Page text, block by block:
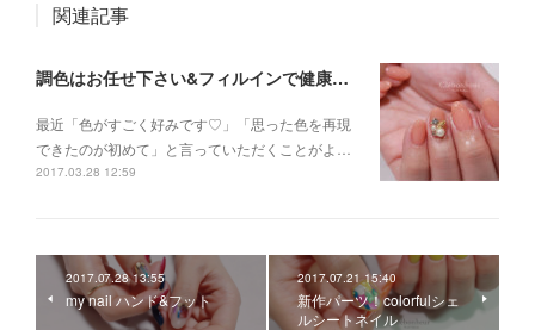
関連記事
調色はお任せ下さい&フィルインで健康自爪
最近「色がすごく好みです♡」「思った色を再現
できたのが初めて」と言っていただくことがよ…
2017.03.28 12:59
2017.07.28 13:55
my nail ハンド&フット
2017.07.21 15:40
新作パーツ！colorfulシェ
ルシートネイル